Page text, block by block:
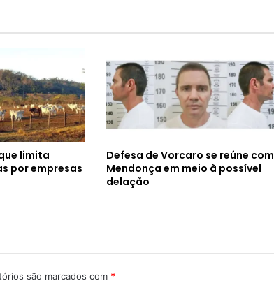
limita
por empresas
Defesa de Vorcaro se reúne com
Mendonça em meio à possível
delação
são marcados com *